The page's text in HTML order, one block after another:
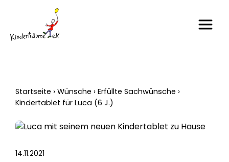
Startseite › Wünsche › Erfüllte Sachwünsche ›
Kindertablet für Luca (6 J.)
14.11.2021